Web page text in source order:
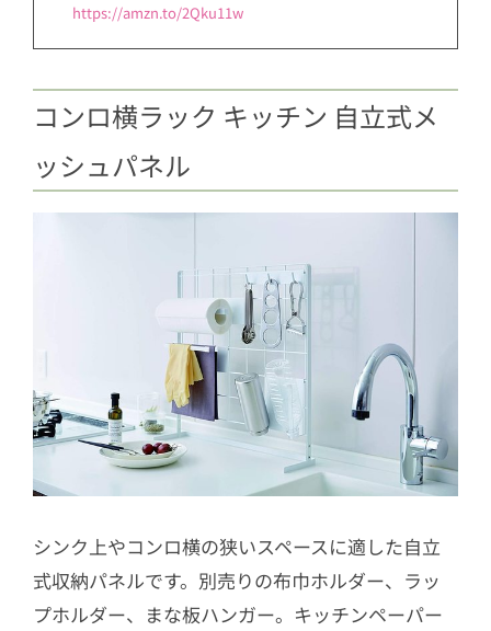
https://amzn.to/2Qku11w
コンロ横ラック キッチン 自立式メ
ッシュパネル
シンク上やコンロ横の狭いスペースに適した自立
式収納パネルです。別売りの布巾ホルダー、ラッ
プホルダー、まな板ハンガー。キッチンペーパー